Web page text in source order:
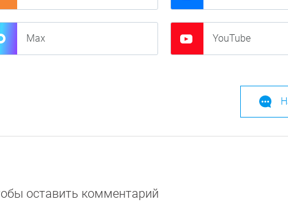
Max YouTube
оставить комментарий